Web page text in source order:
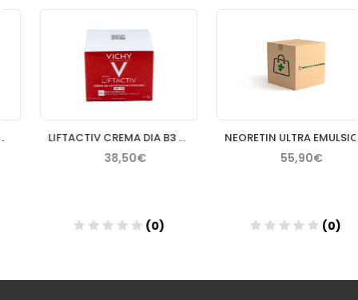
LIFTACTIV CREMA DIA B3 NIACINAMIDA SPF 50
38,50€
(0)
NEORETIN ULTRA EMULSION DESPIGMENTANTE 30 ML
55,90€
(0)